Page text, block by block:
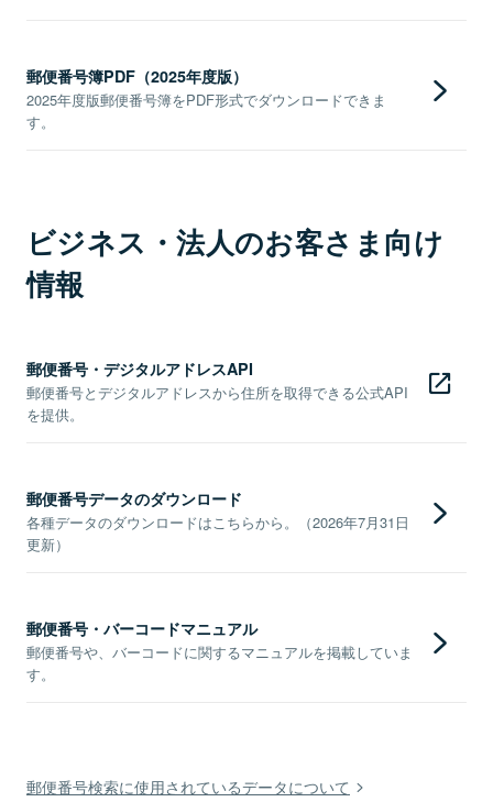
郵便番号簿PDF（2025年度版）
2025年度版郵便番号簿をPDF形式でダウンロードできま
す。
ビジネス・法人のお客さま向け
情報
郵便番号・デジタルアドレスAPI
郵便番号とデジタルアドレスから住所を取得できる公式API
を提供。
郵便番号データのダウンロード
各種データのダウンロードはこちらから。（2026年7月31日
更新）
郵便番号・バーコードマニュアル
郵便番号や、バーコードに関するマニュアルを掲載していま
す。
郵便番号検索に使用されているデータについて